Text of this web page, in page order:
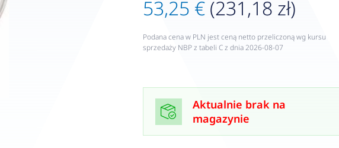
53,25 € (231,18 zł)
Podana cena w PLN jest ceną netto przeliczoną wg kursu
sprzedaży NBP z tabeli C z dnia 2026-08-07
Aktualnie brak na
magazynie